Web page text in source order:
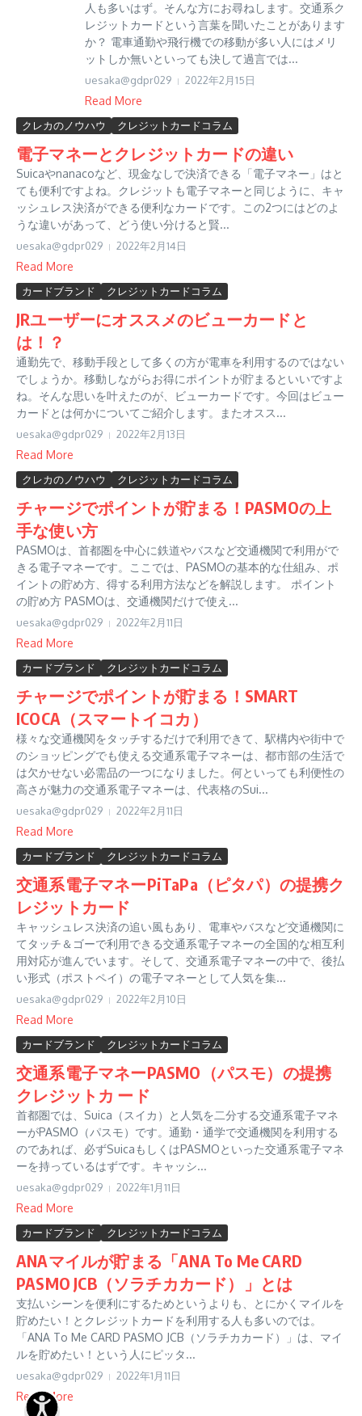
人も多いはず。そんな方にお尋ねします。交通系ク
レジットカードという言葉を聞いたことがあります
か？ 電車通勤や飛行機での移動が多い人にはメリ
ットしか無いといっても決して過言では...
uesaka@gdpr029 2022年2月15日
Read More
クレカのノウハウ クレジットカードコラム
電子マネーとクレジットカードの違い
Suicaやnanacoなど、現金なしで決済できる「電子マネー」はと
ても便利ですよね。クレジットも電子マネーと同じように、キャ
ッシュレス決済ができる便利なカードです。この2つにはどのよ
うな違いがあって、どう使い分けると賢...
uesaka@gdpr029 2022年2月14日
Read More
カードブランド クレジットカードコラム
JRユーザーにオススメのビューカードと
は！？
通勤先で、移動手段として多くの方が電車を利用するのではない
でしょうか。移動しながらお得にポイントが貯まるといいですよ
ね。そんな思いを叶えたのが、ビューカードです。今回はビュー
カードとは何かについてご紹介します。またオスス...
uesaka@gdpr029 2022年2月13日
Read More
クレカのノウハウ クレジットカードコラム
チャージでポイントが貯まる！PASMOの上
手な使い方
PASMOは、首都圏を中心に鉄道やバスなど交通機関で利用がで
きる電子マネーです。ここでは、PASMOの基本的な仕組み、ポ
イントの貯め方、得する利用方法などを解説します。 ポイント
の貯め方 PASMOは、交通機関だけで使え...
uesaka@gdpr029 2022年2月11日
Read More
カードブランド クレジットカードコラム
チャージでポイントが貯まる！SMART
ICOCA（スマートイコカ）
様々な交通機関をタッチするだけで利用できて、駅構内や街中で
のショッピングでも使える交通系電子マネーは、都市部の生活で
は欠かせない必需品の一つになりました。何といっても利便性の
高さが魅力の交通系電子マネーは、代表格のSui...
uesaka@gdpr029 2022年2月11日
Read More
カードブランド クレジットカードコラム
交通系電子マネーPiTaPa（ピタパ）の提携ク
レジットカード
キャッシュレス決済の追い風もあり、電車やバスなど交通機関に
てタッチ＆ゴーで利用できる交通系電子マネーの全国的な相互利
用対応が進んでいます。そして、交通系電子マネーの中で、後払
い形式（ポストペイ）の電子マネーとして人気を集...
uesaka@gdpr029 2022年2月10日
Read More
カードブランド クレジットカードコラム
交通系電子マネーPASMO（パスモ）の提携
クレジットカ ード
首都圏では、Suica（スイカ）と人気を二分する交通系電子マネ
ーがPASMO（パスモ）です。通勤・通学で交通機関を利用する
のであれば、必ずSuicaもしくはPASMOといった交通系電子マネ
ーを持っているはずです。キャッシ...
uesaka@gdpr029 2022年1月11日
Read More
カードブランド クレジットカードコラム
ANAマイルが貯まる「ANA To Me CARD
PASMO JCB（ソラチカカード）」とは
支払いシーンを便利にするためというよりも、とにかくマイルを
貯めたい！とクレジットカードを利用する人も多いのでは。
「ANA To Me CARD PASMO JCB（ソラチカカード）」は、マイ
ルを貯めたい！という人にピッタ...
uesaka@gdpr029 2022年1月11日
Read More